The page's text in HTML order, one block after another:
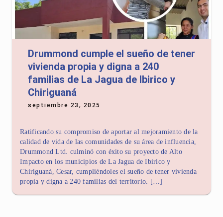
Drummond cumple el sueño de tener
vivienda propia y digna a 240
familias de La Jagua de Ibirico y
Chiriguaná
septiembre 23, 2025
Ratificando su compromiso de aportar al mejoramiento de la
calidad de vida de las comunidades de su área de influencia,
Drummond Ltd. culminó con éxito su proyecto de Alto
Impacto en los municipios de La Jagua de Ibirico y
Chiriguaná, Cesar, cumpliéndoles el sueño de tener vivienda
propia y digna a 240 familias del territorio. […]